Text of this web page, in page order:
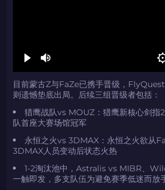
目前蒙古Z与FaZe已携手晋级，
则遗憾垫底出局。后续三组晋级者包括：
猎鹰战队vs MOUZ：猎鹰新核心剑指
队首座大赛场馆冠军
永恒之火vs 3DMAX：永恒之火欲从
3DMAX人员变动后状态火热
1-2淘汰池中，Astralis vs MIBR、
一触即发，多支队伍为避免赛季低迷而放